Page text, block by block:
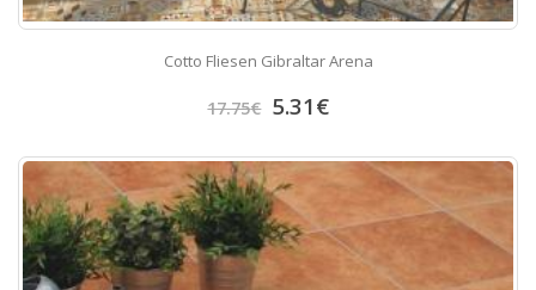
Cotto Fliesen Gibraltar Arena
17.75€ 5.31€